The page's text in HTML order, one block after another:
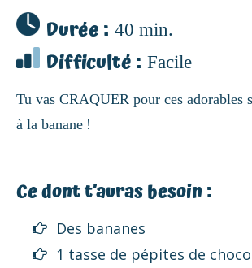
Durée : 40 min.
Difficulté : Facile
Tu vas CRAQUER pour ces adorables
à la banane !
Ce dont t’auras besoin :
Des bananes
1 tasse de pépites de